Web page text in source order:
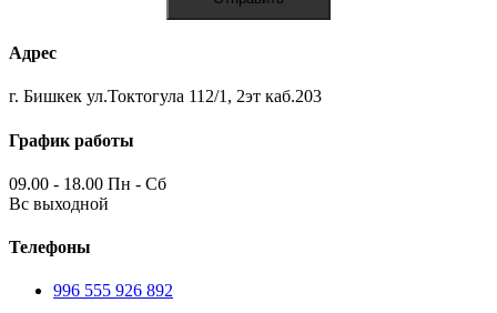
Адрес
г. Бишкек ул.Токтогула 112/1, 2эт каб.203
График работы
09.00 - 18.00 Пн - Сб
Вс выходной
Телефоны
996 555 926 892